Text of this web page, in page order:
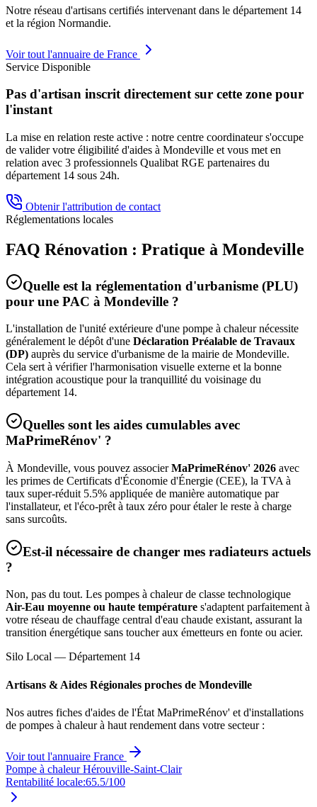
Notre réseau d'artisans certifiés intervenant dans le département 14
et la région Normandie.
Voir tout l'annuaire de France
Service Disponible
Pas d'artisan inscrit directement sur cette zone pour
l'instant
La mise en relation reste active : notre centre coordinateur s'occupe
de valider votre éligibilité d'aides à Mondeville et vous met en
relation avec 3 professionnels Qualibat RGE partenaires du
département 14 sous 24h.
Obtenir l'attribution de contact
Réglementations locales
FAQ Rénovation : Pratique à Mondeville
Quelle est la réglementation d'urbanisme (PLU)
pour une PAC à Mondeville ?
L'installation de l'unité extérieure d'une pompe à chaleur nécessite
généralement le dépôt d'une Déclaration Préalable de Travaux
(DP) auprès du service d'urbanisme de la mairie de Mondeville.
Cela sert à vérifier l'harmonisation visuelle externe et la bonne
intégration acoustique pour la tranquillité du voisinage du
département 14.
Quelles sont les aides cumulables avec
MaPrimeRénov' ?
À Mondeville, vous pouvez associerMaPrimeRénov' 2026 avec
les primes de Certificats d'Économie d'Énergie (CEE), la TVA à
taux super-réduit 5.5% appliquée de manière automatique par
l'installateur, et l'éco-prêt à taux zéro pour étaler le reste à charge
sans surcoûts.
Est-il nécessaire de changer mes radiateurs actuels
?
Non, pas du tout. Les pompes à chaleur de classe technologique
Air-Eau moyenne ou haute température s'adaptent parfaitement à
votre réseau de chauffage central d'eau chaude existant, assurant la
transition énergétique sans toucher aux émetteurs en fonte ou acier.
Silo Local — Département 14
Artisans & Aides Régionales proches de Mondeville
Nos autres fiches d'aides de l'État MaPrimeRénov' et d'installations
de pompes à chaleur à haut rendement dans votre secteur :
Voir tout l'annuaire France
Pompe à chaleur Hérouville-Saint-Clair
Rentabilité locale:65.5/100